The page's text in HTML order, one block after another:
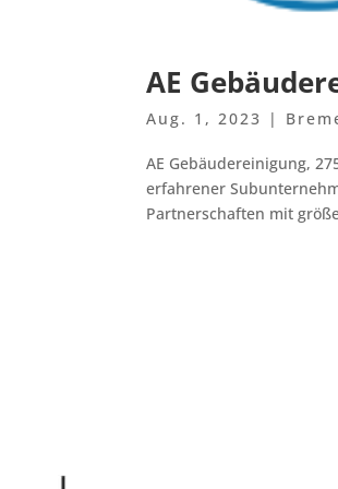
AE
Aug. 1, 2023 |
AE Gebäudereinigung,
erfahrener
Partnerschaften mit